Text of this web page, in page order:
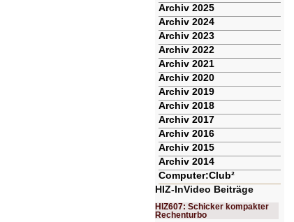
Archiv 2025
Archiv 2024
Archiv 2023
Archiv 2022
Archiv 2021
Archiv 2020
Archiv 2019
Archiv 2018
Archiv 2017
Archiv 2016
Archiv 2015
Archiv 2014
Computer:Club²
HIZ-InVideo Beiträge
HIZ607: Schicker kompakter
Rechenturbo